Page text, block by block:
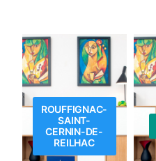
ROUFFIGNAC-
SAINT-
CERNIN-DE-
REILHAC